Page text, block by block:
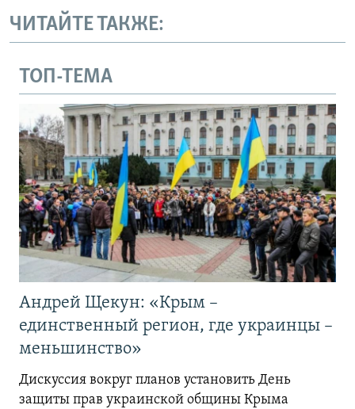
ЧИТАЙТЕ ТАКЖЕ:
ТОП-ТЕМА
Андрей Щекун: «Крым –
единственный регион, где украинцы –
меньшинство»
Дискуссия вокруг планов установить День
защиты прав украинской общины Крыма